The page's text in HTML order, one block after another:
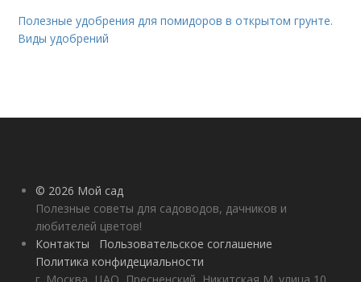
Полезные удобрения для помидоров в открытом грунте.
Виды удобрений
© 2026 Мой сад
Полезные советы для садоводов, дачников и
любителей цветов!
Контакты
Пользовательское соглашение
Политика конфидециальности